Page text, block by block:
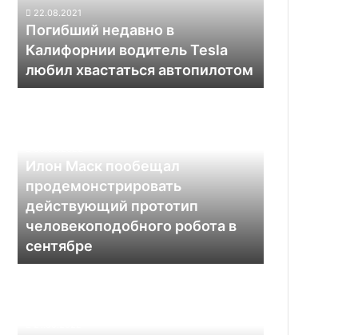
любил
хвастаться
автопилотом
22.08.2021
Погибший недавно в
Калифорнии водитель Tesla
любил хвастаться автопилотом
действующий
человекоподобного
робота
сентябре
Илон Маск пообещал
продемонстрировать
действующий прототип
человекоподобного робота в
сентябре